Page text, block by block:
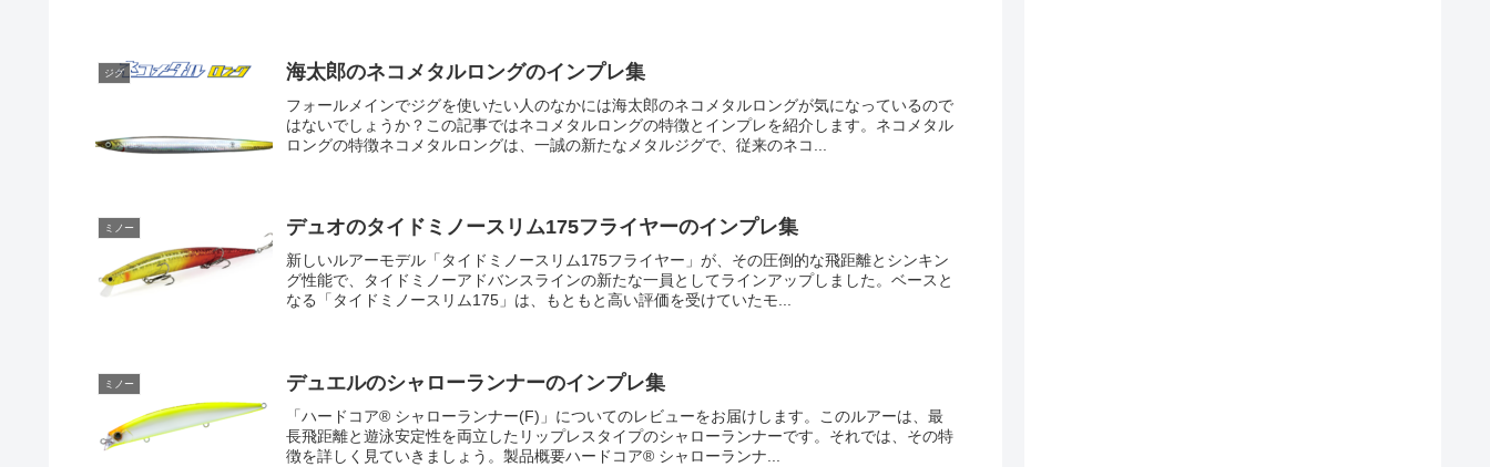
ジグ 海太郎のネコメタルロングのインプレ集
フォールメインでジグを使いたい人のなかには海太郎のネコメタルロングが気になっているので
はないでしょうか？この記事ではネコメタルロングの特徴とインプレを紹介します。ネコメタル
ロングの特徴ネコメタルロングは、一誠の新たなメタルジグで、従来のネコ...
ミノー デュオのタイドミノースリム175フライヤーのインプレ集
新しいルアーモデル「タイドミノースリム175フライヤー」が、その圧倒的な飛距離とシンキン
グ性能で、タイドミノーアドバンスラインの新たな一員としてラインアップしました。ベースと
なる「タイドミノースリム175」は、もともと高い評価を受けていたモ...
ミノー デュエルのシャローランナーのインプレ集
「ハードコア® シャローランナー(F)」についてのレビューをお届けします。このルアーは、最
長飛距離と遊泳安定性を両立したリップレスタイプのシャローランナーです。それでは、その特
徴を詳しく見ていきましょう。製品概要ハードコア® シャローランナ...